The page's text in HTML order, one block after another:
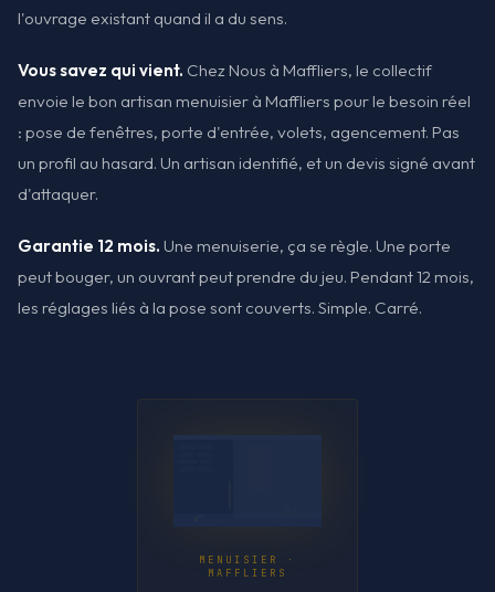
l'ouvrage existant quand il a du sens.
Vous savez qui vient. Chez Nous à Maffliers, le collectif
envoie le bon artisan menuisier à Maffliers pour le besoin réel
: pose de fenêtres, porte d'entrée, volets, agencement. Pas
un profil au hasard. Un artisan identifié, et un devis signé avant
d'attaquer.
Garantie 12 mois. Une menuiserie, ça se règle. Une porte
peut bouger, un ouvrant peut prendre du jeu. Pendant 12 mois,
les réglages liés à la pose sont couverts. Simple. Carré.
MENUISIER ·
MAFFLIERS